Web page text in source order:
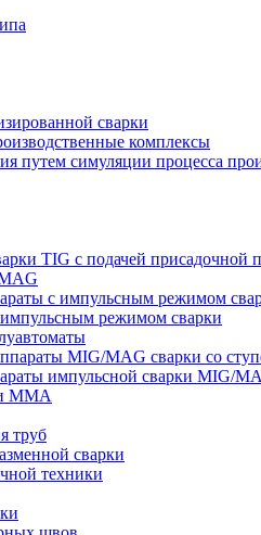
сварки
комплексы
путем симуляции процесса
TIG с подачей присадочной
с импульсным режимом
режимом сварки
MIG/MAG сварки со
импульсной сварки MIG/
MMA
труб
сварки
техники